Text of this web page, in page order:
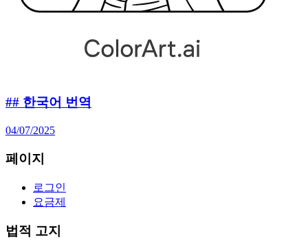
## 한국어 번역
04/07/2025
페이지
로그인
요금제
법적 고지